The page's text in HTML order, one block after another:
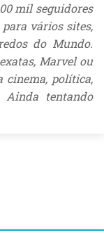
mil seguidores
para vários sites,
do Mundo.
Marvel ou
cinema, política,
Ainda tentando